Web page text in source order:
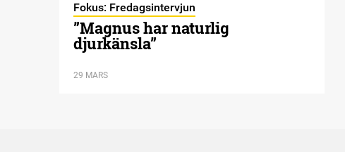
Fokus: Fredagsintervjun
”Magnus har naturlig
djurkänsla”
29 MARS